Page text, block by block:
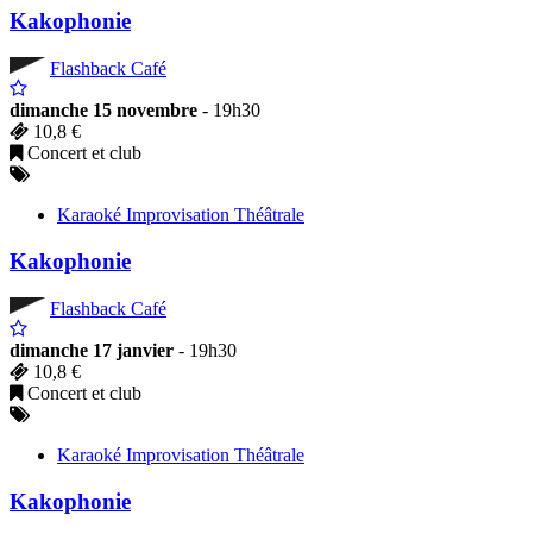
Kakophonie
Flashback Café
dimanche 15 novembre - 19h30
10,8 €
Concert et club
Karaoké Improvisation Théâtrale
Kakophonie
Flashback Café
dimanche 17 janvier - 19h30
10,8 €
Concert et club
Karaoké Improvisation Théâtrale
Kakophonie